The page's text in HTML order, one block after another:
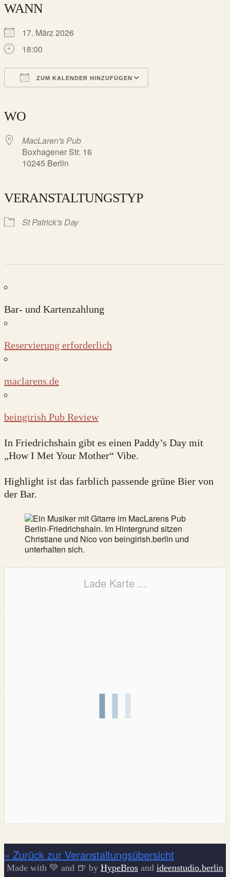
WANN
17. März 2026
18:00
ZUM KALENDER HINZUFÜGEN
WO
MacLaren's Pub
Boxhagener Str. 16
10245 Berlin
VERANSTALTUNGSTYP
St Patrick's Day
Bar- und Kartenzahlung
Reservierung erforderlich
maclarens.de
beingirish Pub Review
In Friedrichshain gibt es einen Paddy’s Day mit
„How I Met Your Mother“ Vibe.
Highlight ist das farblich passende grüne Bier von
der Bar.
Lade Karte ...
« Zurück zur Veranstaltungsübersicht
Made with 💚 and 🍺 by HypeBros and ideenstudio.berlin